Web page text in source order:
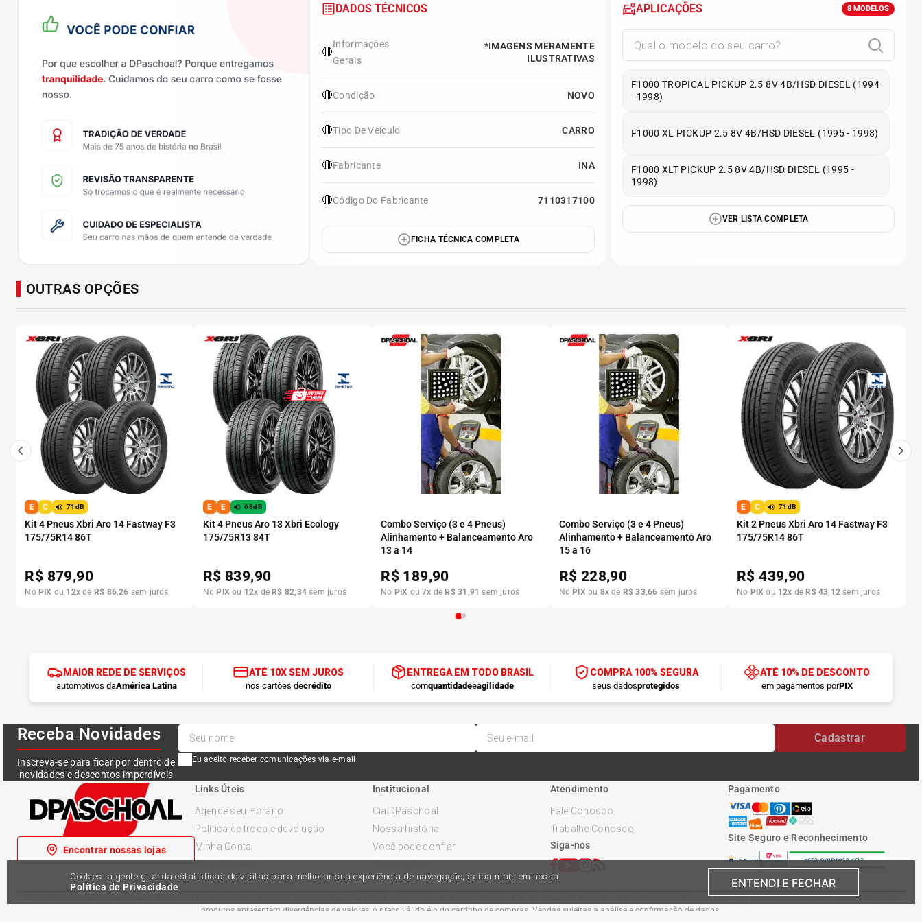
Cookies: a gente guarda estatísticas de visitas para melhorar sua experiência de navegação, saiba mais em nossa
Política de Privacidade ENTENDI E FECHAR
DADOS TÉCNICOS
🔴
Informações
Gerais
*IMAGENS MERAMENTE
ILUSTRATIVAS
🔴Condição NOVO
🔴Tipo De Veículo CARRO
🔴Fabricante INA
🔴Código Do Fabricante 7110317100
FICHA TÉCNICA COMPLETA
APLICAÇÕES 8 MODELOS
F1000 TROPICAL PICKUP 2.5 8V 4B/HSD DIESEL (1994
- 1998)
F1000 XL PICKUP 2.5 8V 4B/HSD DIESEL (1995 - 1998)
F1000 XLT PICKUP 2.5 8V 4B/HSD DIESEL (1995 -
1998)
VER LISTA COMPLETA
OUTRAS OPÇÕES
E C 71dB
Kit 4 Pneus Xbri Aro 14 Fastway F3
175/75R14 86T
R$ 879,90
No PIX ou 12x de R$ 86,26 sem juros
E E 68dB
Kit 4 Pneus Aro 13 Xbri Ecology
175/75R13 84T
R$ 839,90
No PIX ou 12x de R$ 82,34sem juros
Combo Serviço (3 e 4 Pneus)
Alinhamento + Balanceamento Aro
13 a 14
R$ 189,90
No PIX ou7x de R$ 31 ,91 sem juros
Combo Serviço (3 e 4 Pneus)
Alinhamento + Balanceamento Aro
15 a 16
R$ 228,90
No PIX ou 8x de R$ 33,66 sem juros
E C 71dB
Kit 2 Pneus Xbri Aro 14 Fastway F3
175/75R14 86T
R$439,90
No PIX ou 12x de R$ 43, 12 sem juros
MAIOR REDE DE SERVIÇOS
automotivos daAmérica Latina
ATÉ 10X SEM JUROS
nos cartões decrédito
ENTREGA EM TODO BRASIL
comquantidadeeagilidade
COMPRA 100% SEGURA
seus dadosprotegidos
ATÉ 10% DE DESCONTO
em pagamentos porPIX
Receba Novidades
Inscreva-se para ficar por dentro de
novidades e descontos imperdíveis
Cadastrar
Eu aceito receber comunicações via e-mail
Encontrar nossas lojas
Links Úteis
Agende seu Horário
Política de troca e devolução
Minha Conta
Política de Privacidade
Institucional
Cia DPaschoal
Nossa história
Você pode confiar
Atendimento
Fale Conosco
Trabalhe Conosco
Siga-nos
Pagamento
Site Seguro e Reconhecimento
Preços e condições de pagamento exclusivos para compras via internet, podendo variar nas lojas físicas. Ofertas válidas na compra de até 10 peças de cada produto por cliente, até o término dos nossos estoques para internet. Caso os
produtos apresentem divergências de valores, o preço válido é o do carrinho de compras. Vendas sujeitas a análise e confirmação de dados.